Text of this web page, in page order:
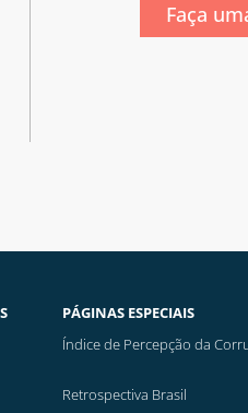
Faça
PÁGINAS ESPECIAIS
Índice de Percepção da
Retrospectiva Brasil